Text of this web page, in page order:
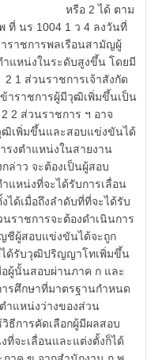
ด้วย หรือ 2 ได้ ตาม
ที่ นร 1004 1 ว 4 ลงวันที่
ราชการพลเรือนสามัญผู้
แหน่งในระดับสูงขึ้น โดยมี
ราชการเจ้าสังกัด
าราชการผู้มีวุฒิเพิ่มขึ้นเป็น
ราชการ ฯ อาจ
เพิ่มขึ้นและสอบแข่งขันได้
รงตำแหน่งในสายงาน
ล่าว จะต้องเป็นผู้สอบ
แหน่งที่จะได้รับการเลื่อน
ได้เมื่อถึงลำดับที่ที่จะได้รับ
รจะต้องดำเนินการ
ชีผู้สอบแข่งขันได้จะถูก
บวุฒิปริญญาโทเพิ่มขึ้น
ผู้นั้นสอบผ่านภาค ก และ
รศึกษาที่มาตรฐานกำหนด
ำแหน่งว่างของส่วน
ธีการคัดเลือกผู้มีผลสอบ
จะเลื่อนและแต่งตั้งก็ได้